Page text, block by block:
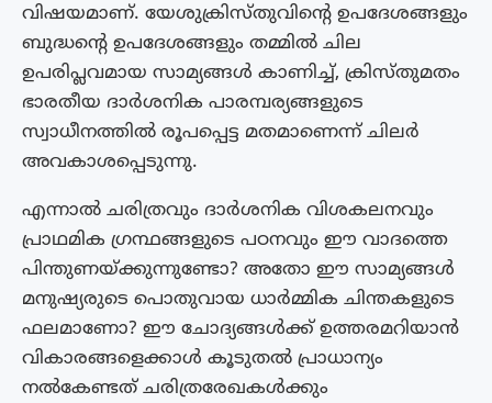
വിഷയമാണ്. യേശുക്രിസ്തുവിന്റെ ഉപദേശങ്ങളും
ബുദ്ധന്റെ ഉപദേശങ്ങളും തമ്മിൽ ചില
ഉപരിപ്ലവമായ സാമ്യങ്ങൾ കാണിച്ച്, ക്രിസ്തുമതം
ഭാരതീയ ദാർശനിക പാരമ്പര്യങ്ങളുടെ
സ്വാധീനത്തിൽ രൂപപ്പെട്ട മതമാണെന്ന് ചിലർ
അവകാശപ്പെടുന്നു.
എന്നാൽ ചരിത്രവും ദാർശനിക വിശകലനവും
പ്രാഥമിക ഗ്രന്ഥങ്ങളുടെ പഠനവും ഈ വാദത്തെ
പിന്തുണയ്ക്കുന്നുണ്ടോ? അതോ ഈ സാമ്യങ്ങൾ
മനുഷ്യരുടെ പൊതുവായ ധാർമ്മിക ചിന്തകളുടെ
ഫലമാണോ? ഈ ചോദ്യങ്ങൾക്ക് ഉത്തരമറിയാൻ
വികാരങ്ങളെക്കാൾ കൂടുതൽ പ്രാധാന്യം
നൽകേണ്ടത് ചരിത്രരേഖകൾക്കും